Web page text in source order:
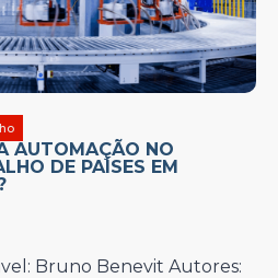
AUTOMAÇÃO NO
DE PAÍSES EM
Bruno Benevit Autores: